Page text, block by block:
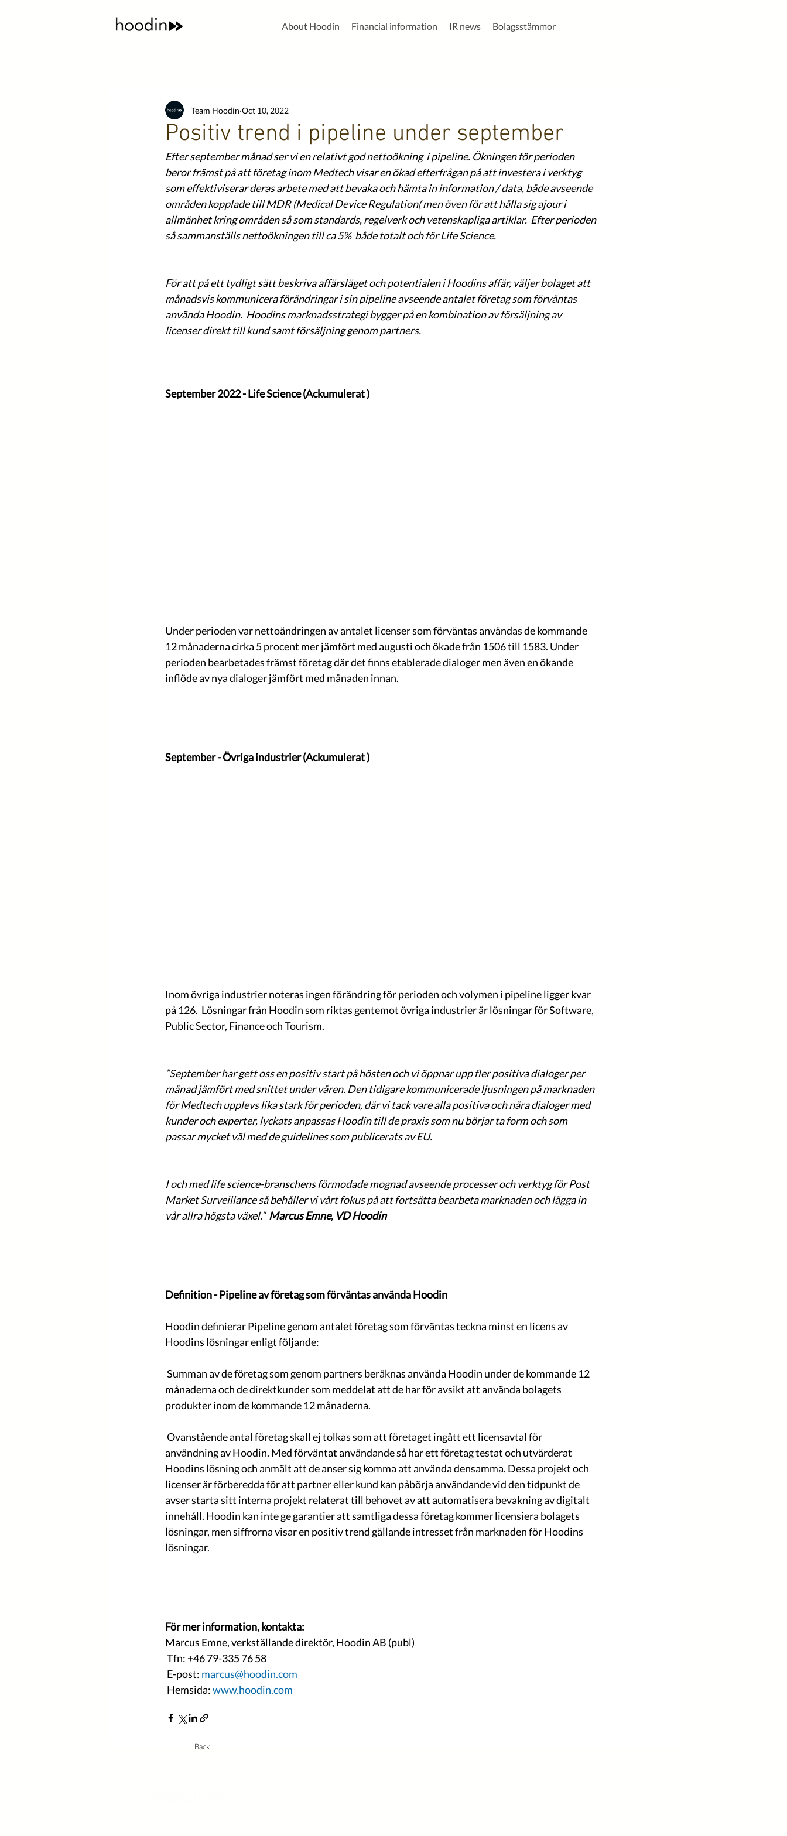
About Hoodin Financial information IR news Bolagsstämmor
Positiv trend i pipeline under september
Team Hoodin Oct 10, 2022
Efter september månad ser vi en relativt god nettoökning  i pipeline. Ökningen för perioden
beror främst på att företag inom Medtech visar en ökad efterfrågan på att investera i verktyg
som effektiviserar deras arbete med att bevaka och hämta in information / data, både avseende
områden kopplade till MDR (Medical Device Regulation( men öven för att hålla sig ajour i
allmänhet kring områden så som standards, regelverk och vetenskapliga artiklar.  Efter perioden
så sammanställs nettoökningen till ca 5%  både totalt och för Life Science.
För att på ett tydligt sätt beskriva affärsläget och potentialen i Hoodins affär, väljer bolaget att
månadsvis kommunicera förändringar i sin pipeline avseende antalet företag som förväntas
använda Hoodin.  Hoodins marknadsstrategi bygger på en kombination av försäljning av
licenser direkt till kund samt försäljning genom partners.
September 2022 - Life Science (Ackumulerat )
Under perioden var nettoändringen av antalet licenser som förväntas användas de kommande
12 månaderna cirka 5 procent mer jämfört med augusti och ökade från 1506 till 1583. Under
perioden bearbetades främst företag där det finns etablerade dialoger men även en ökande
inflöde av nya dialoger jämfört med månaden innan.
September - Övriga industrier (Ackumulerat )
Inom övriga industrier noteras ingen förändring för perioden och volymen i pipeline ligger kvar
på 126.  Lösningar från Hoodin som riktas gentemot övriga industrier är lösningar för Software,
Public Sector, Finance och Tourism.
”September har gett oss en positiv start på hösten och vi öppnar upp fler positiva dialoger per
månad jämfört med snittet under våren. Den tidigare kommunicerade ljusningen på marknaden
för Medtech upplevs lika stark för perioden, där vi tack vare alla positiva och nära dialoger med
kunder och experter, lyckats anpassas Hoodin till de praxis som nu börjar ta form och som
passar mycket väl med de guidelines som publicerats av EU.
I och med life science-branschens förmodade mognad avseende processer och verktyg för Post
Market Surveillance så behåller vi vårt fokus på att fortsätta bearbeta marknaden och lägga in
vår allra högsta växel.” Marcus Emne, VD Hoodin
Definition - Pipeline av företag som förväntas använda Hoodin
Hoodin definierar Pipeline genom antalet företag som förväntas teckna minst en licens av
Hoodins lösningar enligt följande:
månaderna och de direktkunder som meddelat att de har för avsikt att använda bolagets
produkter inom de kommande 12 månaderna.
användning av Hoodin. Med förväntat användande så har ett företag testat och utvärderat
Hoodins lösning och anmält att de anser sig komma att använda densamma. Dessa projekt och
licenser är förberedda för att partner eller kund kan påbörja användande vid den tidpunkt de
avser starta sitt interna projekt relaterat till behovet av att automatisera bevakning av digitalt
innehåll. Hoodin kan inte ge garantier att samtliga dessa företag kommer licensiera bolagets
lösningar, men siffrorna visar en positiv trend gällande intresset från marknaden för Hoodins
lösningar.
För mer information, kontakta:
Marcus Emne, verkställande direktör, Hoodin AB (publ)
Tfn: +46 79-335 76 58
E-post: marcus@hoodin.com
Hemsida: www.hoodin.com
Back